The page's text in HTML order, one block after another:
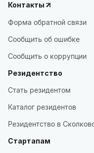
Контакты
Форма обратной связи
Сообщить об ошибке
Сообщить о коррупции
Резидентство
Стать резидентом
Каталог резидентов
Резидентство в
Стартапам